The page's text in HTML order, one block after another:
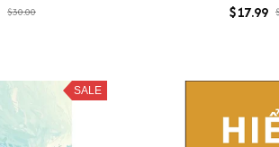
$30.00
$17.99
SALE